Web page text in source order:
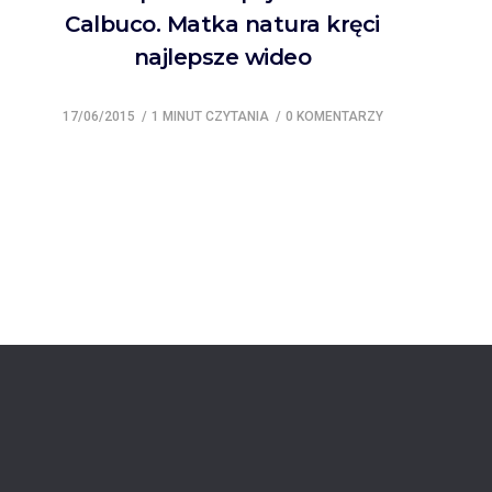
Calbuco. Matka natura kręci
najlepsze wideo
17/06/2015 1 MINUT CZYTANIA 0 KOMENTARZY